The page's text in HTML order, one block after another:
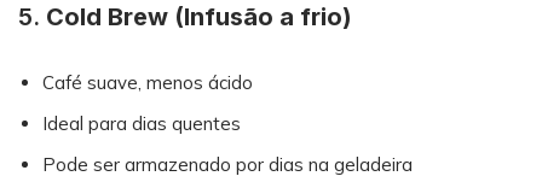
5. Cold Brew (Infusão a frio)
Café suave, menos ácido
Ideal para dias quentes
Pode ser armazenado por dias na geladeira